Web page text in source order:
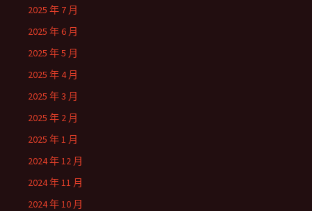
2025 年 7 月
2025 年 6 月
2025 年 5 月
2025 年 4 月
2025 年 3 月
2025 年 2 月
2025 年 1 月
2024 年 12 月
2024 年 11 月
2024 年 10 月